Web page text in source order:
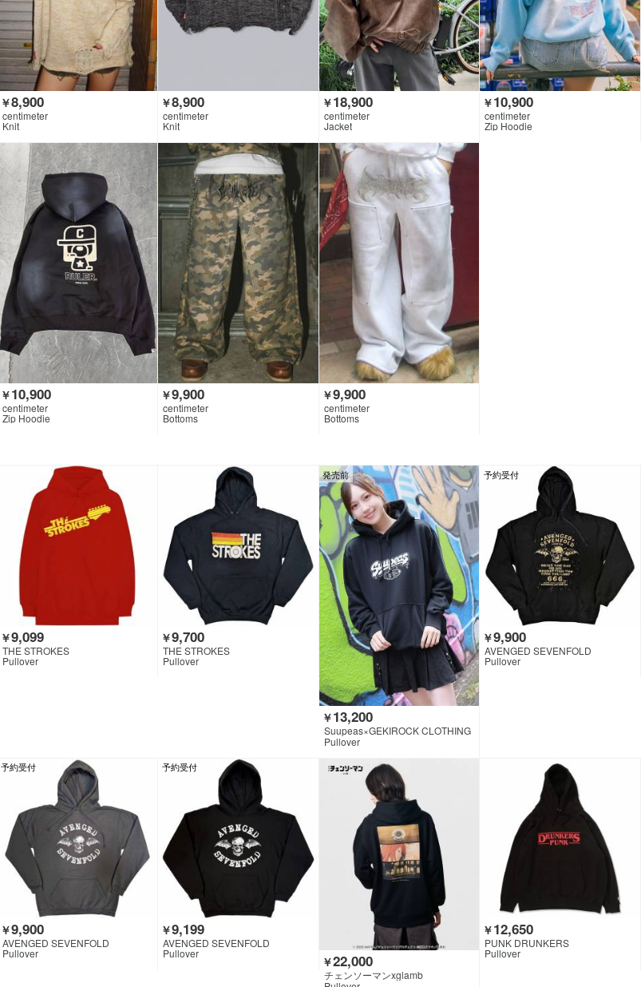
￥8,900
centimeter
Knit
￥8,900
centimeter
Knit
￥18,900
centimeter
Jacket
￥10,900
centimeter
Zip Hoodie
￥10,900
centimeter
Zip Hoodie
￥9,900
centimeter
Bottoms
￥9,900
centimeter
Bottoms
￥9,099
THE STROKES
Pullover
￥9,700
THE STROKES
Pullover
発売前
￥13,200
Suupeas×GEKIROCK CLOTHING
Pullover
予約受付
￥9,900
AVENGED SEVENFOLD
Pullover
予約受付
￥9,900
AVENGED SEVENFOLD
Pullover
予約受付
￥9,199
AVENGED SEVENFOLD
Pullover
￥22,000
チェンソーマンxglamb
￥12,650
PUNK DRUNKERS
Pullover